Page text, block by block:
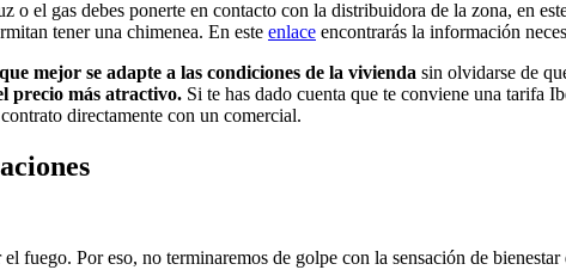
o el gas debes ponerte en contacto con la distribuidora de la zona, en
tener una chimenea. En este enlace encontrarás la información
mejor se adapte a las condiciones de la vivienda sin olvidarse de
precio más atractivo. Si te has dado cuenta que te conviene una tarifa
directamente con un comercial.
fuego. Por eso, no terminaremos de golpe con la sensación de